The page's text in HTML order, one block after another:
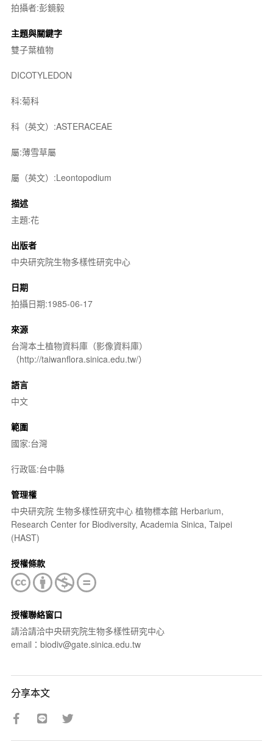
拍攝者:彭鏡毅
主題與關鍵字
雙子葉植物
DICOTYLEDON
科:菊科
科（英文）:ASTERACEAE
屬:薄雪草屬
屬（英文）:Leontopodium
描述
主題:花
出版者
中央研究院生物多樣性研究中心
日期
拍攝日期:1985-06-17
來源
台灣本土植物資料庫（影像資料庫）
（http://taiwanflora.sinica.edu.tw/）
語言
中文
範圍
國家:台灣
行政區:台中縣
管理權
中央研究院 生物多樣性研究中心 植物標本館 Herbarium,
Research Center for Biodiversity, Academia Sinica, Taipei
(HAST)
授權條款
授權聯絡窗口
請洽請洽中央研究院生物多樣性研究中心
email：biodiv@gate.sinica.edu.tw
分享本文